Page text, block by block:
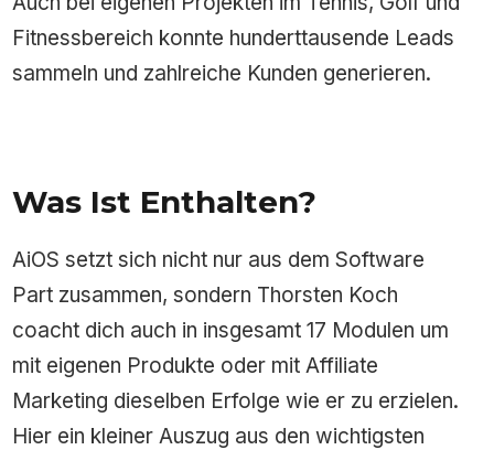
Fitnessbereich konnte hunderttausende Leads
sammeln und zahlreiche Kunden generieren.
Was Ist Enthalten?
AiOS setzt sich nicht nur aus dem Software
Part zusammen, sondern Thorsten Koch
coacht dich auch in insgesamt 17 Modulen um
mit eigenen Produkte oder mit Affiliate
Marketing dieselben Erfolge wie er zu erzielen.
Hier ein kleiner Auszug aus den wichtigsten